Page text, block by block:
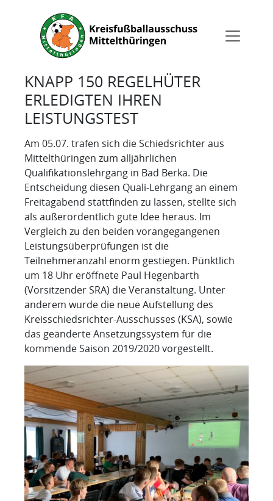
KNAPP 150 REGELHÜTER
ERLEDIGTEN IHREN
LEISTUNGSTEST
Am 05.07. trafen sich die Schiedsrichter aus
Mittelthüringen zum alljährlichen
Qualifikationslehrgang in Bad Berka. Die
Entscheidung diesen Quali-Lehrgang an einem
Freitagabend stattfinden zu lassen, stellte sich
als außerordentlich gute Idee heraus. Im
Vergleich zu den beiden vorangegangenen
Leistungsüberprüfungen ist die
Teilnehmeranzahl enorm gestiegen. Pünktlich
um 18 Uhr eröffnete Paul Hegenbarth
(Vorsitzender SRA) die Veranstaltung. Unter
anderem wurde die neue Aufstellung des
Kreisschiedsrichter-Ausschusses (KSA), sowie
das geänderte Ansetzungssystem für die
kommende Saison 2019/2020 vorgestellt.